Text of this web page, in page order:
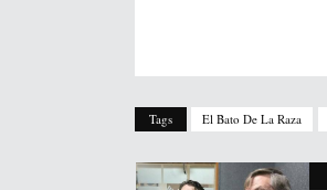
Tags El Bato De La Raza